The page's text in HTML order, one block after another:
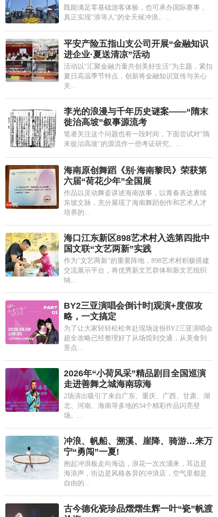
既能满足零基础游客体验，也可承办国际赛事，
真正实现"浪等人"的全天候冲浪。...
平安产险五指山支公司开展“金融知识
进企业·夏送清凉”活动
活动以"汇聚金融力量共创美好生活"为主题，紧扣
夏日高温季节特点，创新将金融知识宣传与关心
关...
李光的浪漫与千年历史谜案——“隋末
徙治高坡”叙事源流考
笔者关注这个问题也有一段时间，下面尝试对"隋
末徙治高坡"的源流作一些考证研究。...
海南原创舞蹈《别·海南黎民》荣获第
六届“荷花少年”全国展
作品以灵动舞姿讲述海南故事，以青春表达赓续
东坡文脉，充分展现了海南舞蹈创作和艺术人才
培养的...
海口江东新区898艺术村入选第四批中
国文联“文艺两新”实践
作为"文艺两新"的重要阵地，898艺术村积极搭建
交流展示平台，将优秀新文艺群体和新文艺组织
纳...
BY2三亚演唱会倒计时|观演+度假攻
略，一文搞定
为了让大家轻轻松松奔赴现场这份BY2三亚演唱会
超全攻略已经整理好了从场馆到交通，从美食到
景点...
2026年“小荷风采”精品剧目全国巡演
走进善舞之城海南琼海
2场演出吸引了来自广东、重庆、广西、甘肃、湖
北、河南、海南等多地的34个精彩作品闪亮登
场。...
冲浪、帆船、溯溪、崖降、骑游…来万
宁“勇闯”一夏!
抱起冲浪板走向海边，浪花一次次涌来，耳边是
海浪声，街边是风格各异的冲浪店，空气里都是
自由的...
古今德化瓷珍品熠熠生辉一叶“瓷”帆渡